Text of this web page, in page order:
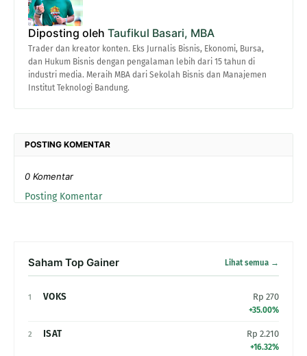
Diposting oleh Taufikul Basari, MBA
Trader dan kreator konten. Eks Jurnalis Bisnis, Ekonomi, Bursa,
dan Hukum Bisnis dengan pengalaman lebih dari 15 tahun di
industri media. Meraih MBA dari Sekolah Bisnis dan Manajemen
Institut Teknologi Bandung.
POSTING KOMENTAR
0 Komentar
Posting Komentar
Saham Top Gainer Lihat semua →
1 VOKS Rp 270
+35.00%
2 ISAT Rp 2.210
+16.32%